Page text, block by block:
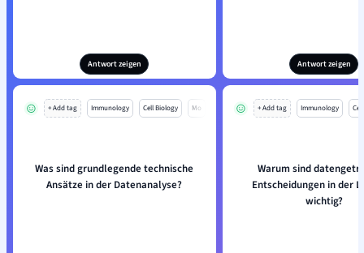
Antwort zeigen Antwort zeigen
+ Add tag Immunology Cell Biology Mo
Was sind grundlegende technische
Ansätze in der Datenanalyse?
+ Add tag Immunology
Warum sind
Entscheidungen in der
wichtig?